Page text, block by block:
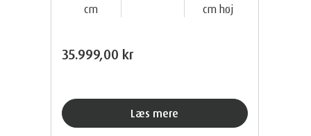
cm
cm høj
35.999,00 kr
Læs mere